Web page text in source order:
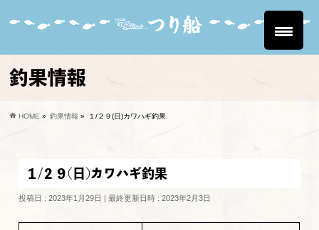
釣果情報
HOME » 釣果情報 » １/２９(日)カワハギ釣果
１/２９(日)カワハギ釣果
投稿日 : 2023年1月29日 最終更新日時 : 2023年2月3日